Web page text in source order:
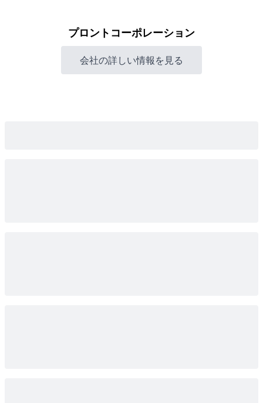
プロントコーポレーション
会社の詳しい情報を見る